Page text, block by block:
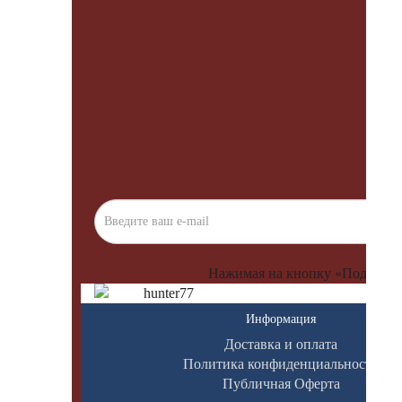
Нажимая на кнопку
Информация
Доставка и оплата
Политика конфиденциальности
Публичная Оферта